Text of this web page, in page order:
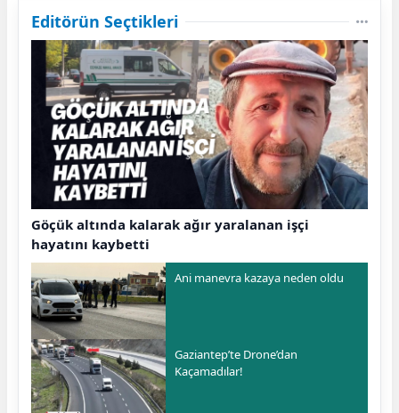
Editörün Seçtikleri
Göçük altında kalarak ağır yaralanan işçi
hayatını kaybetti
Ani manevra kazaya neden oldu
Gaziantep’te Drone’dan
Kaçamadılar!